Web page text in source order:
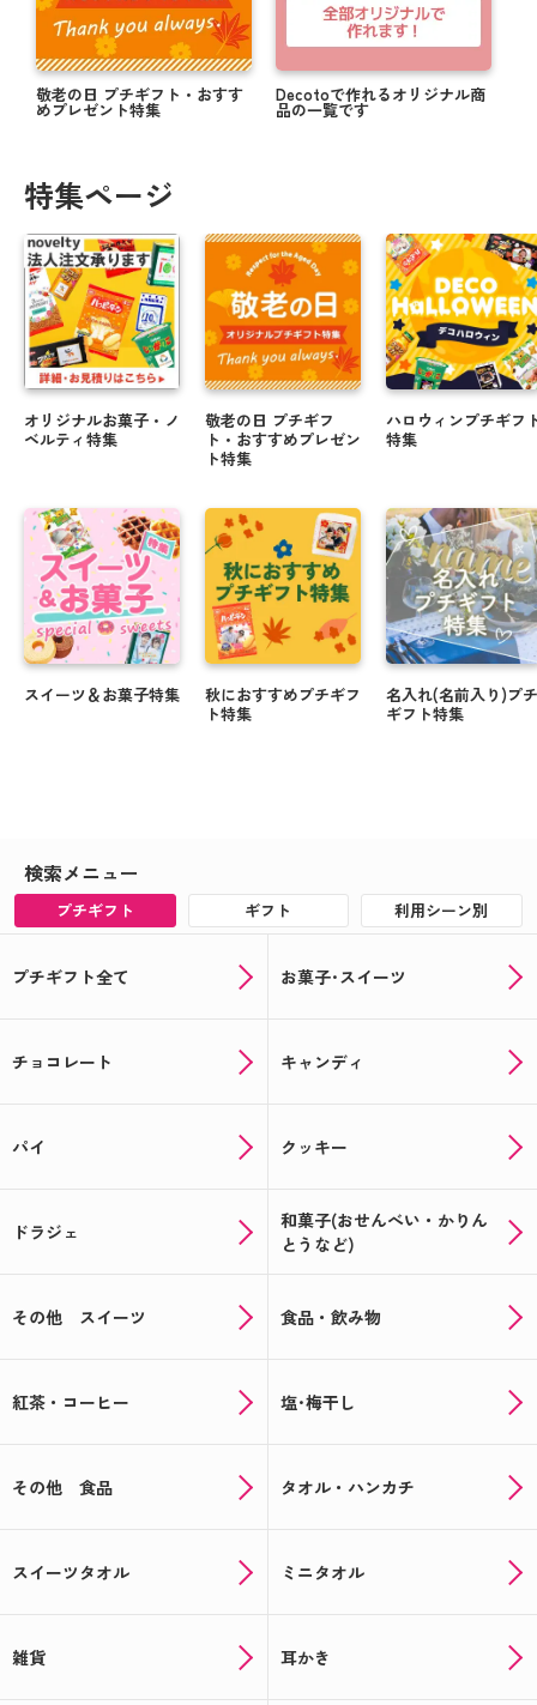
敬老の日 プチギフト・おすす
めプレゼント特集
Decotoで作れるオリジナル商
品の一覧です
特集ページ
オリジナルお菓子・ノ
ベルティ特集
スイーツ＆お菓子特集
敬老の日 プチギフ
ト・おすすめプレゼン
ト特集
秋におすすめプチギフ
ト特集
ハロウィンプチギフ
特集
名入れ(名前入り)プチ
ギフト特集
検索メニュー
プチギフト ギフト 利用シーン別
プチギフト全て お菓子･スイーツ
チョコレート キャンディ
パイ クッキー
ドラジェ
和菓子(おせんべい・かりん
とうなど)
その他 スイーツ 食品・飲み物
紅茶・コーヒー 塩･梅干し
その他 食品 タオル・ハンカチ
スイーツタオル ミニタオル
雑貨 耳かき